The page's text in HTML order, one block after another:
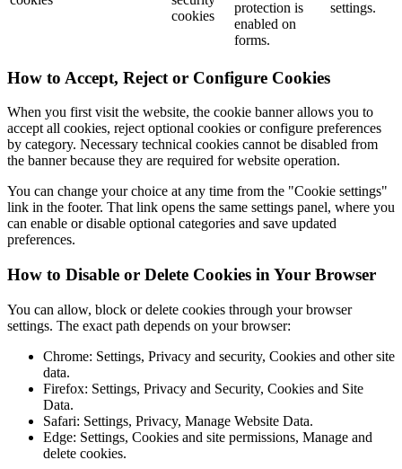
cookies
protection is
enabled on
forms.
settings.
How to Accept, Reject or Configure Cookies
When you first visit the website, the cookie banner allows you to
accept all cookies, reject optional cookies or configure preferences
by category. Necessary technical cookies cannot be disabled from
the banner because they are required for website operation.
You can change your choice at any time from the "Cookie settings"
link in the footer. That link opens the same settings panel, where you
can enable or disable optional categories and save updated
preferences.
How to Disable or Delete Cookies in Your Browser
You can allow, block or delete cookies through your browser
settings. The exact path depends on your browser:
Chrome: Settings, Privacy and security, Cookies and other site
data.
Firefox: Settings, Privacy and Security, Cookies and Site
Data.
Safari: Settings, Privacy, Manage Website Data.
Edge: Settings, Cookies and site permissions, Manage and
delete cookies.